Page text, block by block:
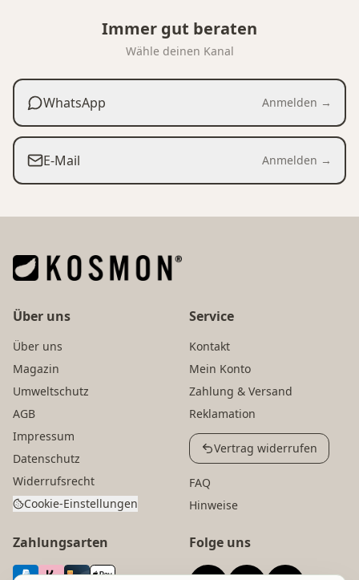
Immer gut beraten
Wähle deinen Kanal
WhatsApp Anmelden →
E-Mail Anmelden →
Über uns
Über uns
Magazin
Umweltschutz
AGB
Impressum
Datenschutz
Widerrufsrecht
Cookie-Einstellungen
Service
Kontakt
Mein Konto
Zahlung & Versand
Reklamation
Vertrag widerrufen
FAQ
Hinweise
Zahlungsarten Folge uns